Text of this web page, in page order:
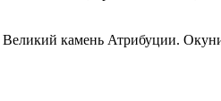
Великий камень Атрибуции.